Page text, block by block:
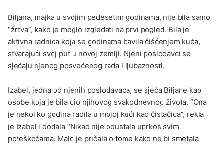
Biljana, majka u svojim pedesetim godinama, nije bila samo
“žrtva”, kako je moglo izgledati na prvi pogled. Bila je
aktivna radnica koja se godinama bavila čišćenjem kuća,
stvarajući svoj put u novoj zemlji. Njeni poslodavci se
sjećaju njenog posvećenog rada i ljubaznosti.
Izabel, jedna od njenih poslodavaca, se sjeća Biljane kao
osobe koja je bila dio njihovog svakodnevnog života. “Ona
je nekoliko godina radila u mojoj kući kao čistačica”, rekla
je Izabel i dodala “Nikad nije odustala uprkos svim
poteškoćama. Malo je pričala o tome kako ne bi smetala